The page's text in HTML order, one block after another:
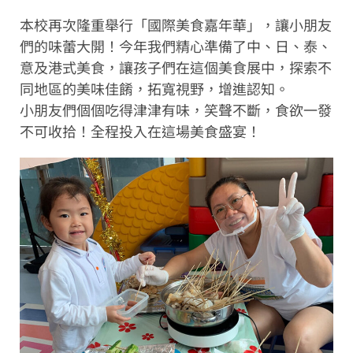
本校再次隆重舉行「國際美食嘉年華」，讓小朋友
們的味蕾大開！今年我們精心準備了中、日、泰、
意及港式美食，讓孩子們在這個美食展中，探索不
同地區的美味佳餚，拓寬視野，增進認知。
小朋友們個個吃得津津有味，笑聲不斷，食欲一發
不可收拾！全程投入在這場美食盛宴！